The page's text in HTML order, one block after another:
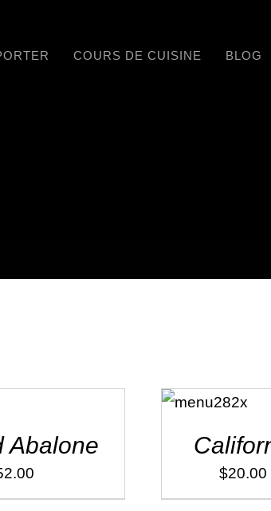
COURS DE CUISINE BLOG
Abalone
OPTIONS
$20.00